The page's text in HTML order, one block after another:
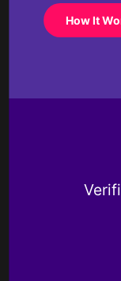
How It